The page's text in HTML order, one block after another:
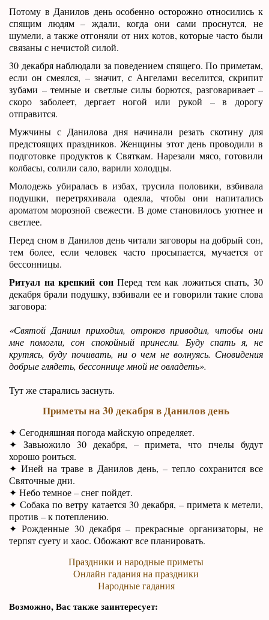
Потому в Данилов день особенно осторожно относились к
спящим людям – ждали, когда они сами проснутся, не
шумели, а также отгоняли от них котов, которые часто были
связаны с нечистой силой.
30 декабря наблюдали за поведением спящего. По приметам,
если он смеялся, – значит, с Ангелами веселится, скрипит
зубами – темные и светлые силы борются, разговаривает –
скоро заболеет, дергает ногой или рукой – в дорогу
отправится.
Мужчины с Данилова дня начинали резать скотину для
предстоящих праздников. Женщины этот день проводили в
подготовке продуктов к Святкам. Нарезали мясо, готовили
колбасы, солили сало, варили холодцы.
Молодежь убиралась в избах, трусила половики, взбивала
подушки, перетряхивала одеяла, чтобы они напитались
ароматом морозной свежести. В доме становилось уютнее и
светлее.
Перед сном в Данилов день читали заговоры на добрый сон,
тем более, если человек часто просыпается, мучается от
бессонницы.
Ритуал на крепкий сонПеред тем как ложиться спать, 30
декабря брали подушку, взбивали ее и говорили такие слова
заговора:
«Святой Даниил приходил, отроков приводил, чтобы они
мне помогли, сон спокойный принесли. Буду спать я, не
крутясь, буду почивать, ни о чем не волнуясь. Сновидения
добрые глядеть, бессоннице мной не овладеть».
Тут же старались заснуть.
Приметы на 30 декабря в Данилов день
✦ Сегодняшняя погода майскую определяет.
✦ Завьюжило 30 декабря, – примета, что пчелы будут
хорошо роиться.
✦ Иней на траве в Данилов день, – тепло сохранится все
Святочные дни.
✦ Небо темное – снег пойдет.
✦ Собака по ветру катается 30 декабря, – примета к метели,
против – к потеплению.
✦ Рожденные 30 декабря – прекрасные организаторы, не
терпят суету и хаос. Обожают все планировать.
Праздники и народные приметы
Онлайн гадания на праздники
Народные гадания
Возможно, Вас также заинтересует: